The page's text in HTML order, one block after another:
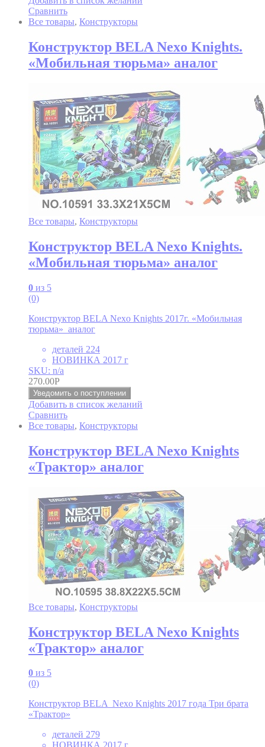
Сравнить
Все товары, Конструкторы
Конструктор BELA Nexo Knights.
«Мобильная тюрьма» аналог
Все товары, Конструкторы
Конструктор BELA Nexo Knights.
«Мобильная тюрьма» аналог
0 из 5
(0)
Конструктор BELA Nexo Knights 2017г. «Мобильная
тюрьма» аналог
деталей 224
НОВИНКА 2017 г
SKU: n/a
270.00Р
Уведомить о поступлении
Добавить в список желаний
Сравнить
Все товары, Конструкторы
Конструктор BELA Nexo Knights
«Трактор» аналог
Все товары, Конструкторы
Конструктор BELA Nexo Knights
«Трактор» аналог
0 из 5
(0)
Конструктор BELA Nexo Knights 2017 года Три брата
«Трактор»
деталей 279